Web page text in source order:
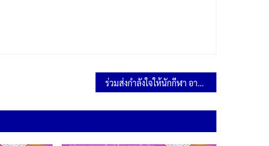
ร่วมส่งกำลังใจให้นักกีฬา อาสาสมัครกิจกรรม “เดิน วิ่ง ปั่น เชิญธงตราสัญลักษณ์งานเฉลิมพระเกียรติฯ 6 รอบ